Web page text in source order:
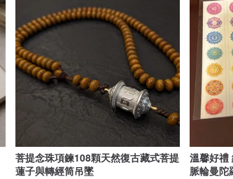
菩提念珠項鍊108顆天然復古藏式菩提
蓮子與轉經筒吊墜
溫馨好禮
脈輪曼陀